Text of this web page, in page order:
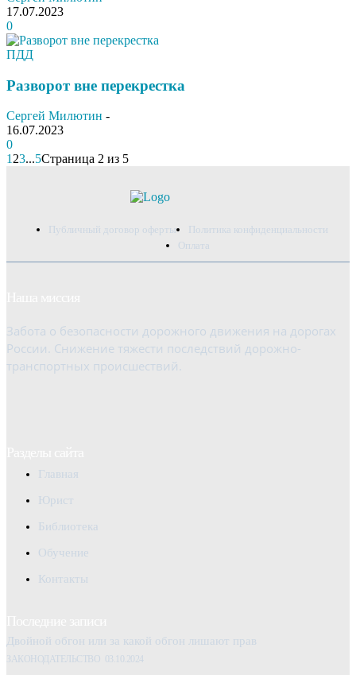
17.07.2023
0
ПДД
Разворот вне перекрестка
Сергей Милютин -
16.07.2023
0
1 23...5Страница 2 из 5
Публичный договор оферты
Политика конфиденциальности
Оплата
Забота о безопасности дорожного движения на дорогах
России. Снижение тяжести последствий дорожно-
транспортных происшествий.
Главная
Юрист
Библиотека
Обучение
Контакты
Двойной обгон или за какой обгон лишают прав
ЗАКОНОДАТЕЛЬСТВО 03.10.2024